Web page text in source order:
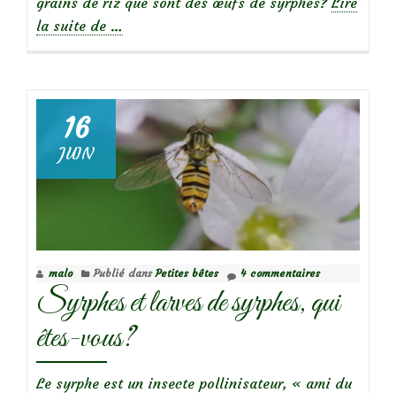
la suite de à
voyez-
vous
?
…
16
JUIN
malo Publié dansPetites bêtes 4 commentaires
Syrphes et larves de syrphes, qui
êtes-vous?
Le syrphe est un insecte pollinisateur, « ami du